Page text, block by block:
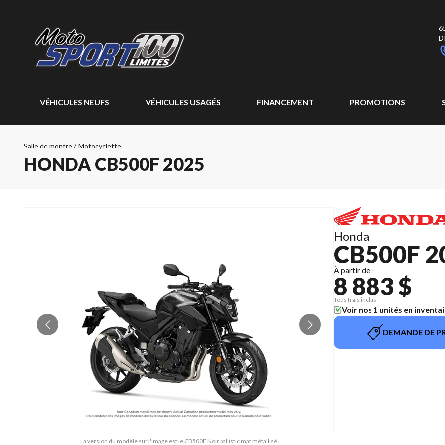
VÉHICULES NEUFS VÉHICULES USAGÉS FINANCEMENT PROMOTIONS
Salle de montre / Motocyclette
HONDA CB500F 2025
La version du modèle sur l'image est le CB500F Noir ballistic mat métallisé
Honda
CB500F
À partir de
8 883 $
Tous frais inclus
Voir nos 1 unités en
DEMANDE DE